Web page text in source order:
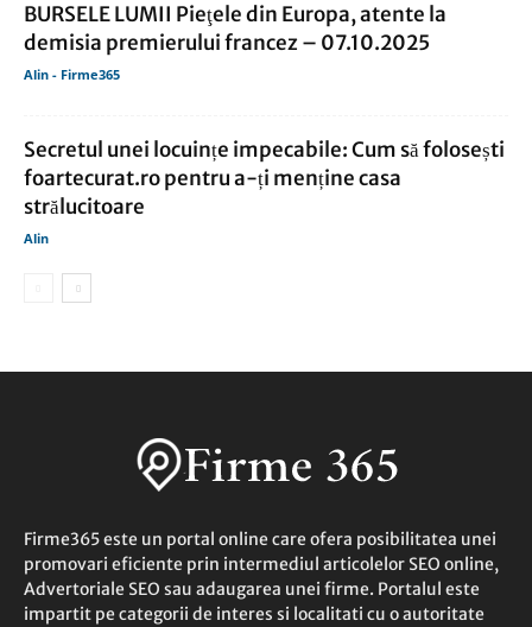
BURSELE LUMII Pieţele din Europa, atente la
demisia premierului francez – 07.10.2025
Alin - Firme365
Secretul unei locuințe impecabile: Cum să folosești
foartecurat.ro pentru a-ți menține casa
strălucitoare
Alin
Firme365 este un portal online care ofera posibilitatea unei
promovari eficiente prin intermediul articolelor SEO online,
Advertoriale SEO sau adaugarea unei firme. Portalul este
impartit pe categorii de interes si localitati cu o autoritate